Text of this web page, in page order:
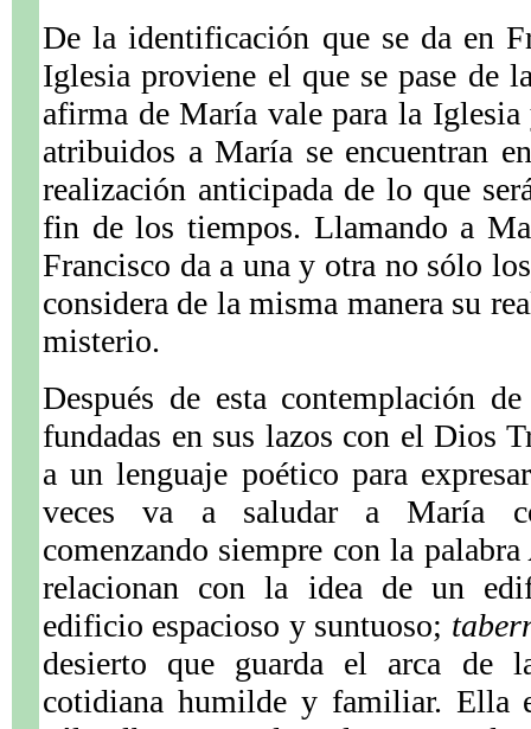
De la identificación que se da en
Iglesia proviene el que se pase de
afirma de María vale para la
atribuidos a María se encuentran
realización anticipada de lo que
fin de los tiempos. Llamando a
Francisco da a una y otra no sólo
considera de la misma manera su
misterio.
Después de esta contemplación
fundadas en sus lazos con el Dios
a un lenguaje poético para
veces va a saludar a María
comenzando siempre con la palabra
relacionan con la idea de un
edificio espacioso y suntuoso;
desierto que guarda el arca de
cotidiana humilde y familiar. Ella